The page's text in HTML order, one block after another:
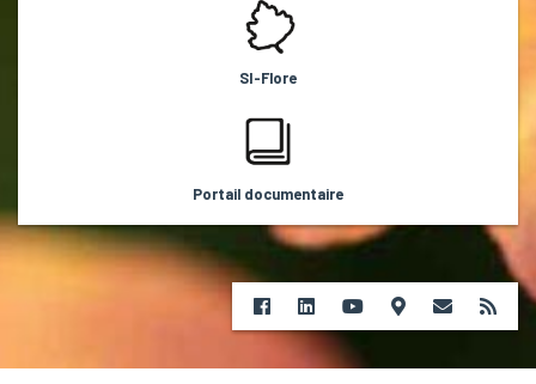
SI-Flore
Portail documentaire